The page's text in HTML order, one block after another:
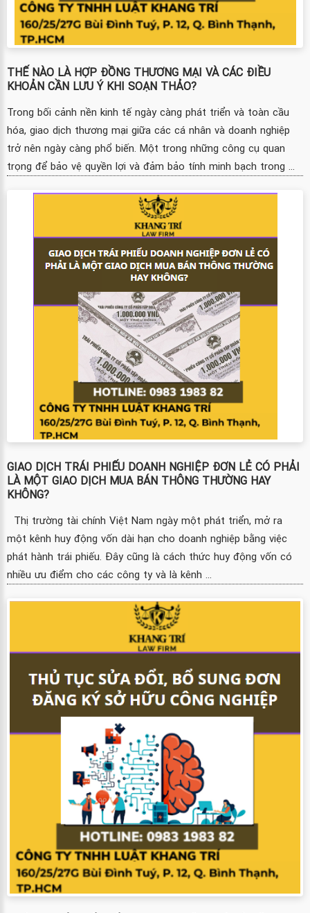
THẾ NÀO LÀ HỢP ĐỒNG THƯƠNG MẠI VÀ CÁC ĐIỀU
KHOẢN CẦN LƯU Ý KHI SOẠN THẢO?
Trong bối cảnh nền kinh tế ngày càng phát triển và toàn cầu
hóa, giao dịch thương mại giữa các cá nhân và doanh nghiệp
trở nên ngày càng phổ biến. Một trong những công cụ quan
trọng để bảo vệ quyền lợi và đảm bảo tính minh bạch trong ...
GIAO DỊCH TRÁI PHIẾU DOANH NGHIỆP ĐƠN LẺ CÓ PHẢI
LÀ MỘT GIAO DỊCH MUA BÁN THÔNG THƯỜNG HAY
KHÔNG?
Thị trường tài chính Việt Nam ngày một phát triển, mở ra
một kênh huy động vốn dài hạn cho doanh nghiệp bằng việc
phát hành trái phiếu. Đây cũng là cách thức huy động vốn có
nhiều ưu điểm cho các công ty và là kênh ...